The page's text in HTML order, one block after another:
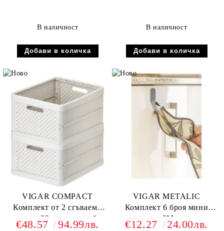
В наличност В наличност
VIGAR COMPACT
Комплект от 2 сгъваеми
касетки 32л., пясъчно бял
€48.57 94.99лв.
VIGAR METALIC
Комплект 6 броя мини
закачалки 3M, метални
€12.27 24.00лв.